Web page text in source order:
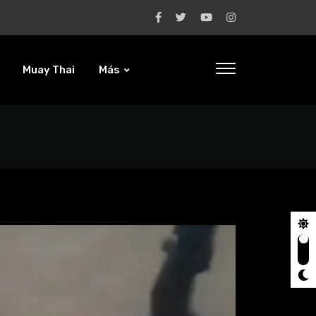
Muay Thai Más